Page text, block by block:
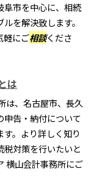
阜市を中心に、相続
を解決致します。
軽にご相談くださ
は
は、名古屋市、長久
申告・納付について
。より詳しく知り
対策を行いたいと
横山会計事務所にご